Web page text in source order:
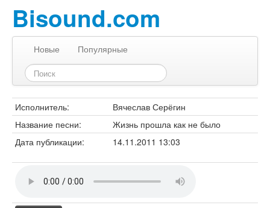
Bisound.com
Новые Популярные
Исполнитель:
Вячеслав Серёгин
Название песни:
Жизнь прошла как не было
Дата публикации:
14.11.2011 13:03